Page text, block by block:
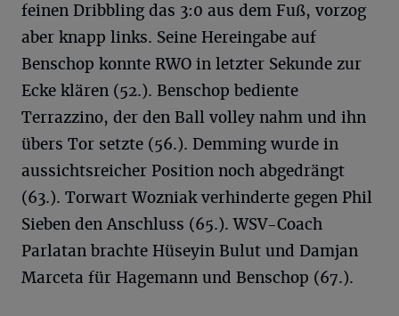
feinen Dribbling das 3:0 aus dem Fuß, vorzog
aber knapp links. Seine Hereingabe auf
Benschop konnte RWO in letzter Sekunde zur
Ecke klären (52.). Benschop bediente
Terrazzino, der den Ball volley nahm und ihn
übers Tor setzte (56.). Demming wurde in
aussichtsreicher Position noch abgedrängt
(63.). Torwart Wozniak verhinderte gegen Phil
Sieben den Anschluss (65.). WSV-Coach
Parlatan brachte Hüseyin Bulut und Damjan
Marceta für Hagemann und Benschop (67.).